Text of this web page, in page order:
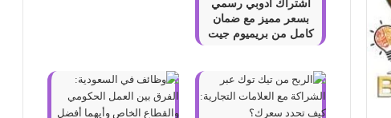
اشتراك أدوبي رسمي
بسعر مميز مع ضمان
كامل من بريميوم جيت